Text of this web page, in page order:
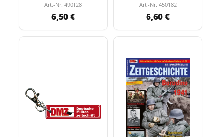
Art.-Nr. 490128
6,50 €
Art.-Nr. 450182
6,60 €